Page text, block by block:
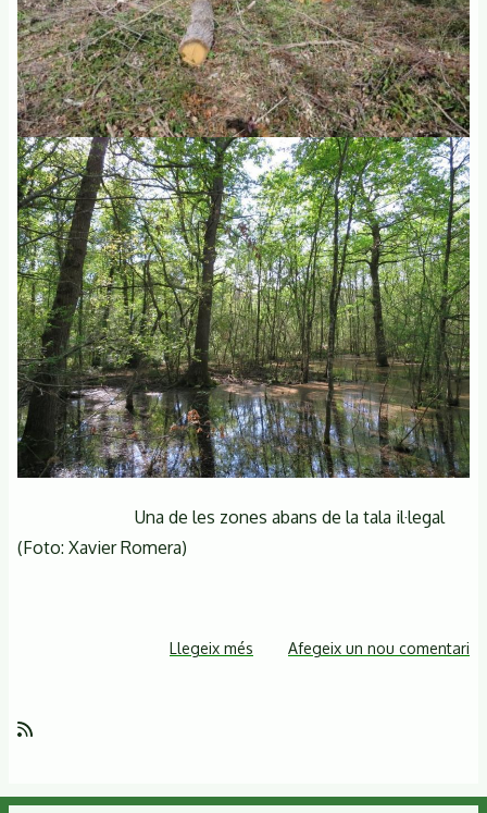
Una de les zones abans de la tala il·legal
(Foto: Xavier Romera)
Llegeix més sobreAfegeix un nou comentari